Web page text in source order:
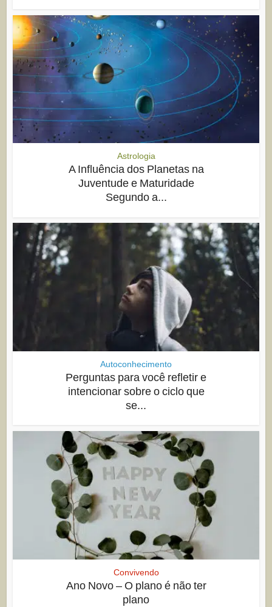
Astrologia
A Influência dos Planetas na
Juventude e Maturidade
Segundo a...
Autoconhecimento
Perguntas para você refletir e
intencionar sobre o ciclo que
se...
Convivendo
Ano Novo – O plano é não ter
plano